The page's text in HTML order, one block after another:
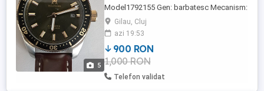
5
Model1792155 Gen: barbatesc Mecanism:
Miyota 8215 automatic Rezistenta la
apa:WR 100 m Produsul este ambalat in:
Ambalaj original TOMMY HILFIGER
Carcasa: Dimensiune 40 mm Grosime
carcasa:12.70 mm Forma: rotund Material:
otel inoxidabil placat Culoare carcasa:
bicolor Geam: ...
Gilau, Cluj
azi 19:53
900 RON
1,000 RON
Telefon validat